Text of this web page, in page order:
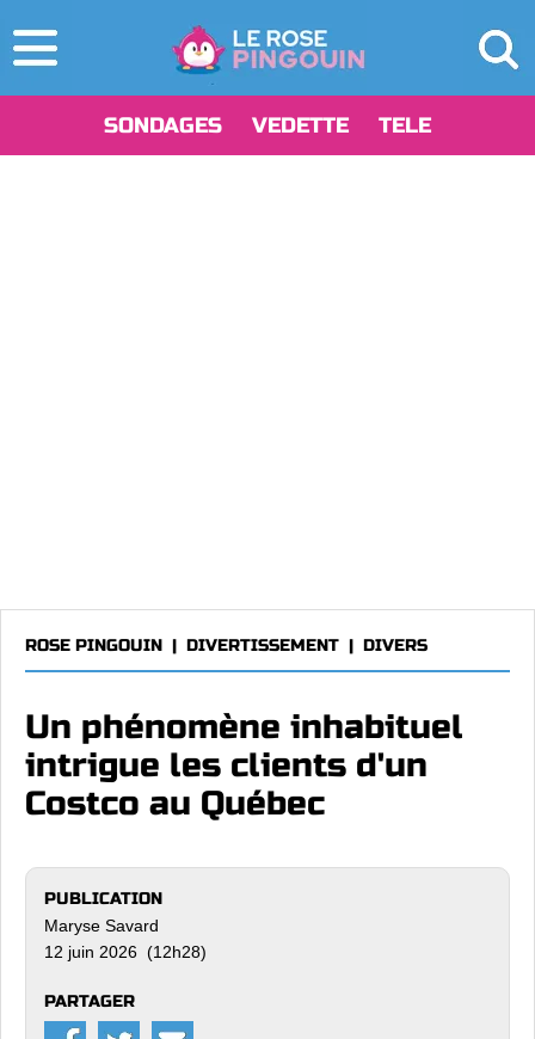
SONDAGES VEDETTE TELE
ROSE PINGOUIN | DIVERTISSEMENT | DIVERS
Un phénomène inhabituel
intrigue les clients d'un
Costco au Québec
PUBLICATION
Maryse Savard
12 juin 2026 (12h28)
PARTAGER